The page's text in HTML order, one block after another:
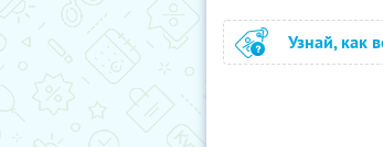
Узнай, как